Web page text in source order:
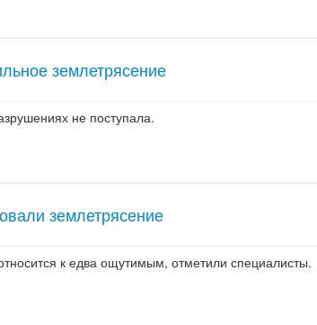
землетрясение
не поступала.
землетрясение
к едва ощутимым, отметили специалисты.